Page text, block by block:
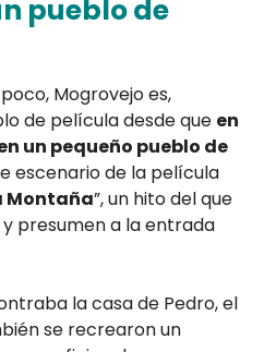
pueblo de
Mogrovejo es,
de película desde que en
un pequeño pueblo de
escenario de la película
Montaña”, un hito del que
presumen a la entrada
la casa de Pedro, el
se recrearon un